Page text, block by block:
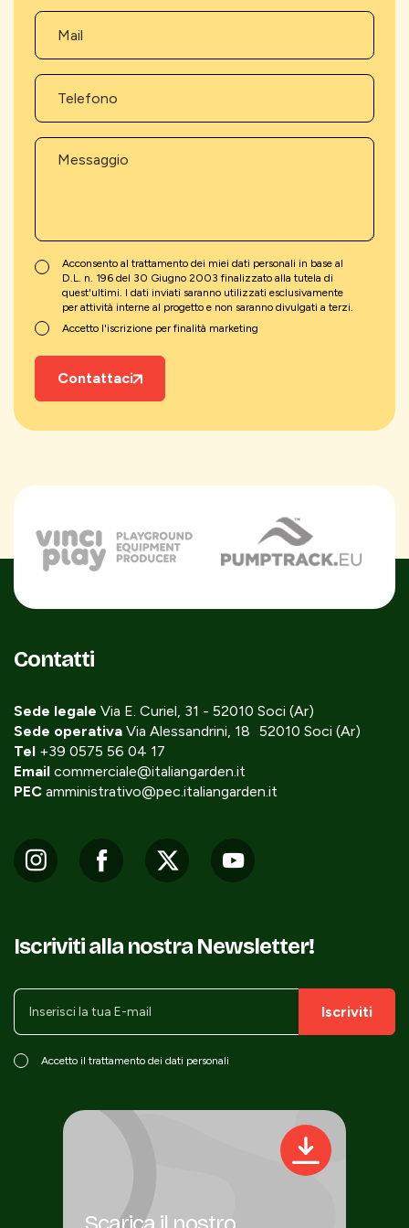
Acconsento al trattamento dei miei dati personali in base al
D.L. n. 196 del 30 Giugno 2003 finalizzato alla tutela di
quest'ultimi. I dati inviati saranno utilizzati esclusivamente
per attività interne al progetto e non saranno divulgati a terzi.
Accetto l'iscrizione per finalità marketing
Contattaci
Contatti
Sede legale Via E. Curiel, 31 - 52010 Soci (Ar)
Sede operativa Via Alessandrini, 18 52010 Soci (Ar)
Tel +39 0575 56 04 17
Email commerciale@italiangarden.it
PEC amministrativo@pec.italiangarden.it
Iscriviti alla nostra Newsletter!
Iscriviti
Accetto il trattamento dei dati personali